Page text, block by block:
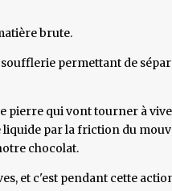
brute.
permettant de
pierre qui vont tourner à vive
par la friction du
chocolat.
et c'est pendant cette